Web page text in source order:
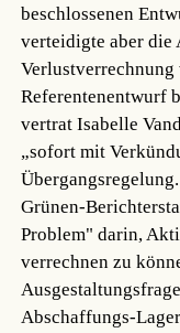
beschlossenen
verteidigte aber die
Referentenentwurf
vertrat Isabelle
„sofort mit
Grünen-
Problem" darin,
verrechnen zu
Abschaffungs-